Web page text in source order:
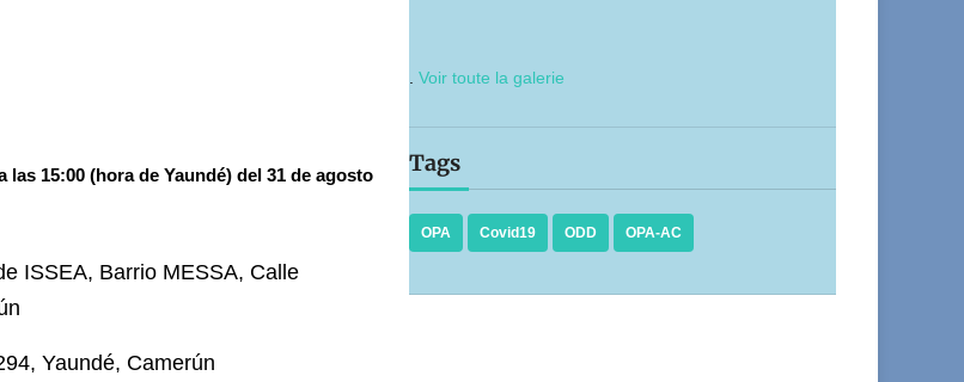
las 15:00 (hora de Yaundé) del 31 de agosto
ISSEA, Barrio MESSA, Calle
Yaundé, Camerún
.Voir toute la galerie
Tags
OPA Covid19 ODD OPA-AC